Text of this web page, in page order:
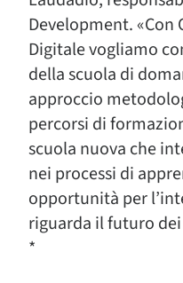
Development. «Con
Digitale vogliamo
della scuola di
approccio
percorsi di
scuola nuova che
nei processi di
opportunità per
riguarda il futuro
*